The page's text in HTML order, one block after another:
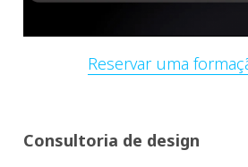
Reservar uma
Consultoria de design